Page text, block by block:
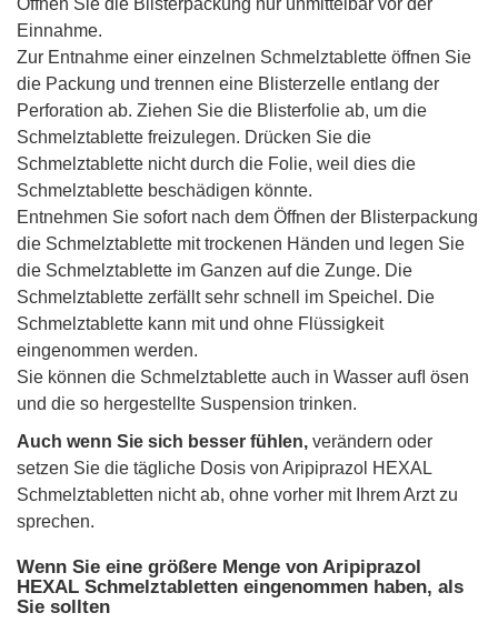
Öffnen Sie die Blisterpackung nur unmittelbar vor der
Einnahme.
Zur Entnahme einer einzelnen Schmelztablette öffnen Sie
die Packung und trennen eine Blisterzelle entlang der
Perforation ab. Ziehen Sie die Blisterfolie ab, um die
Schmelztablette freizulegen. Drücken Sie die
Schmelztablette nicht durch die Folie, weil dies die
Schmelztablette beschädigen könnte.
Entnehmen Sie sofort nach dem Öffnen der Blisterpackung
die Schmelztablette mit trockenen Händen und legen Sie
die Schmelztablette im Ganzen auf die Zunge. Die
Schmelztablette zerfällt sehr schnell im Speichel. Die
Schmelztablette kann mit und ohne Flüssigkeit
eingenommen werden.
Sie können die Schmelztablette auch in Wasser auﬂ ösen
und die so hergestellte Suspension trinken.
Auch wenn Sie sich besser fühlen, verändern oder
setzen Sie die tägliche Dosis von Aripiprazol HEXAL
Schmelztabletten nicht ab, ohne vorher mit Ihrem Arzt zu
sprechen.
Wenn Sie eine größere Menge von Aripiprazol
HEXAL Schmelztabletten eingenommen haben, als
Sie sollten